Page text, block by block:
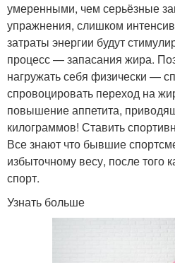
умеренными, чем серьёзные
упражнения, слишком
затраты энергии будут
процесс — запасания жира.
нагружать себя физически —
спровоцировать переход на
повышение аппетита,
килограммов! Ставить
Все знают что бывшие
избыточному весу, после того
спорт.
Узнать больше